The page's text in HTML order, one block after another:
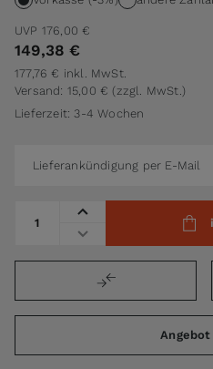
UVP 176,00 €
149,38 €
177,76 € inkl. MwSt.
Versand: 15,00 € (zzgl. MwSt.)
Lieferzeit: 3-4 Wochen
Lieferankündigung per E-Mail
Angebot